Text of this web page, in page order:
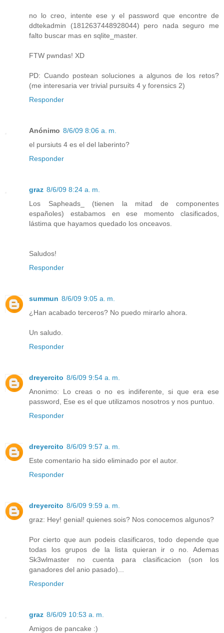
no lo creo, intente ese y el password que encontre de
ddtekadmin (1812637448928044) pero nada seguro me
falto buscar mas en sqlite_master.
FTW pwndas! XD
PD: Cuando postean soluciones a algunos de los retos?
(me interesaria ver trivial pursuits 4 y forensics 2)
Responder
Anónimo 8/6/09 8:06 a. m.
el pursiuts 4 es el del laberinto?
Responder
graz 8/6/09 8:24 a. m.
Los Sapheads_ (tienen la mitad de componentes
españoles) estabamos en ese momento clasificados,
lástima que hayamos quedado los onceavos.
Saludos!
Responder
summun 8/6/09 9:05 a. m.
¿Han acabado terceros? No puedo mirarlo ahora.
Un saludo.
Responder
dreyercito 8/6/09 9:54 a. m.
Anonimo: Lo creas o no es indiferente, si que era ese
password, Ese es el que utilizamos nosotros y nos puntuo.
Responder
dreyercito 8/6/09 9:57 a. m.
Este comentario ha sido eliminado por el autor.
Responder
dreyercito 8/6/09 9:59 a. m.
graz: Hey! genial! quienes sois? Nos conocemos algunos?
Por cierto que aun podeis clasificaros, todo depende que
todas los grupos de la lista quieran ir o no. Ademas
Sk3wlmaster no cuenta para clasificacion (son los
ganadores del anio pasado)...
Responder
graz 8/6/09 10:53 a. m.
Amigos de pancake :)